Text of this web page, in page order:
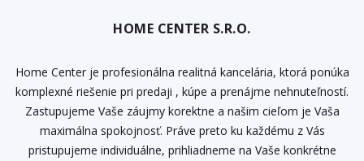
HOME CENTER S.R.O.
Home Center je profesionálna realitná kancelária, ktorá ponúka
komplexné riešenie pri predaji , kúpe a prenájme nehnuteľností.
Zastupujeme Vaše záujmy korektne a našim cieľom je Vaša
maximálna spokojnosť. Práve preto ku každému z Vás
pristupujeme individuálne, prihliadneme na Vaše konkrétne